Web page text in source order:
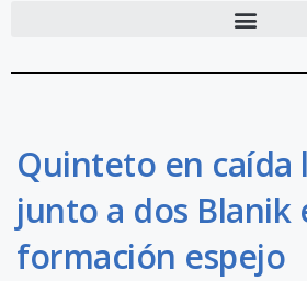
Quinteto en caída
junto a dos Blanik
formación espejo